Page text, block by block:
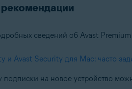
сведений об Avast Premium
и Avast Security для Mac: часто
на новое устройство